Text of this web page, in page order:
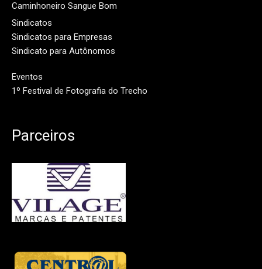
Caminhoneiro Sangue Bom
Sindicatos
Sindicatos para Empresas
Sindicato para Autônomos
Eventos
1º Festival de Fotografia do Trecho
Parceiros